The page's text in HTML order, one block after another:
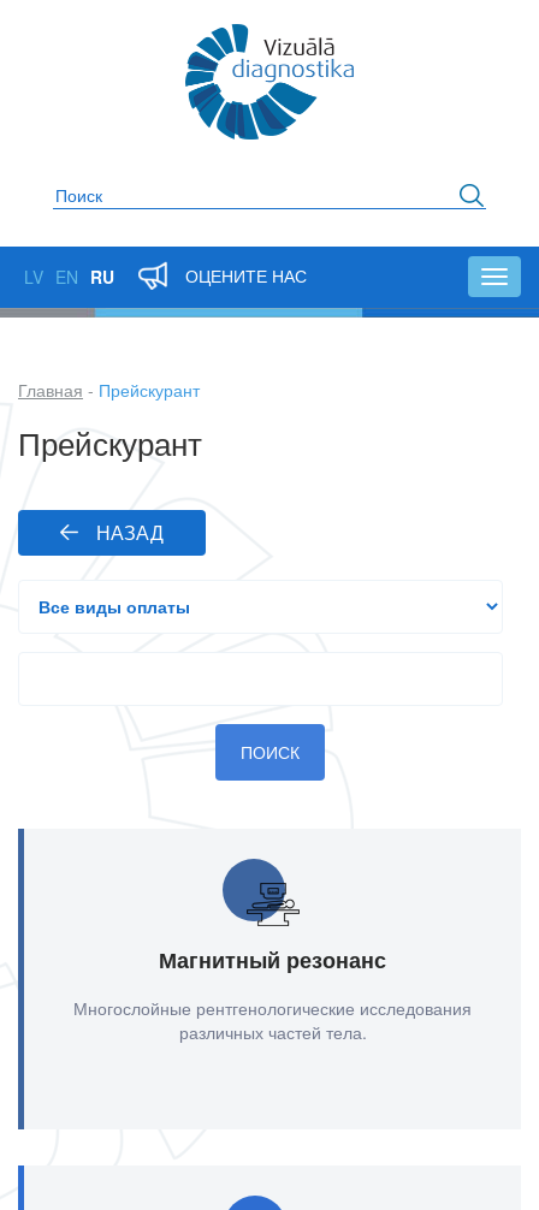
Поиск
LV EN RU ОЦЕНИТЕ НАС
Строка
навигации
Главная Прейскурант
Прейскурант
НАЗАД
виды
Магнитный резонанс
Многослойные рентгенологические исследования
различных частей тела.